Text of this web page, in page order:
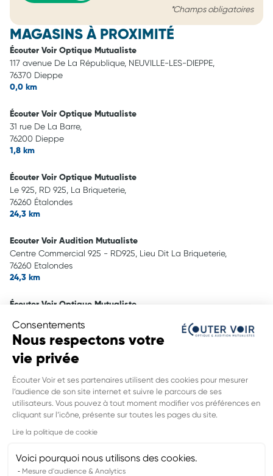
Consentements
Nous respectons votre
vie privée
Écouter Voir et ses partenaires utilisent des cookies pour mesurer
l’audience de son site internet et suivre le parcours de ses
utilisateurs. Vous pouvez à tout moment modifier vos préférences en
cliquant sur l’icône, présente sur toutes les pages du site.
Lire la politique de cookie
Voici pourquoi nous utilisons des cookies.
Mesure d'audience & Analytics
*Champs obligatoires
MAGASINS À PROXIMITÉ
Écouter Voir Optique Mutualiste
117 avenue De La République, NEUVILLE-LES-DIEPPE,
76370 Dieppe
0,0 km
Écouter Voir Optique Mutualiste
31 rue De La Barre,
76200 Dieppe
1,8 km
Écouter Voir Optique Mutualiste
Le 925, RD 925, La Briqueterie,
76260 Étalondes
24,3 km
Ecouter Voir Audition Mutualiste
Centre Commercial 925 - RD925, Lieu Dit La Briqueterie,
76260 Etalondes
24,3 km
Écouter Voir Optique Mutualiste
76270 Neufchatel En Bray
32,6 km
Écouter Voir Optique Mutualiste
17 rue Des Victoires,
76190 Yvetot
42,4 km
INFORMATIONS LÉGALES DE CE
POINT DE VENTE
Nom du groupement : VYV3 NORMANDIE
Adresse mail DPO : dpd.normandie@vyv3.fr